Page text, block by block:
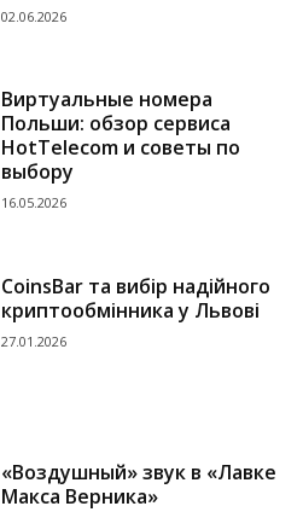
02.06.2026
Виртуальные номера
Польши: обзор сервиса
HotTelecom и советы по
выбору
16.05.2026
CoinsBar та вибір надійного
криптообмінника у Львові
27.01.2026
«Воздушный» звук в «Лавке
Макса Верника»